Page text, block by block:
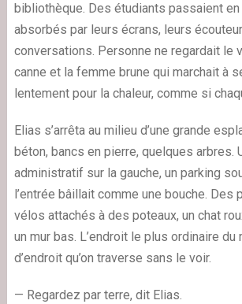
bibliothèque. Des étudiants passaient
absorbés par leurs écrans, leurs
conversations. Personne ne regardait le
canne et la femme brune qui marchait à
lentement pour la chaleur, comme si
Elias s’arrêta au milieu d’une grande
béton, bancs en pierre, quelques arbres.
administratif sur la gauche, un parking
l’entrée bâillait comme une bouche. Des
vélos attachés à des poteaux, un chat
un mur bas. L’endroit le plus ordinaire du
d’endroit qu’on traverse sans le voir.
— Regardez par terre, dit Elias.